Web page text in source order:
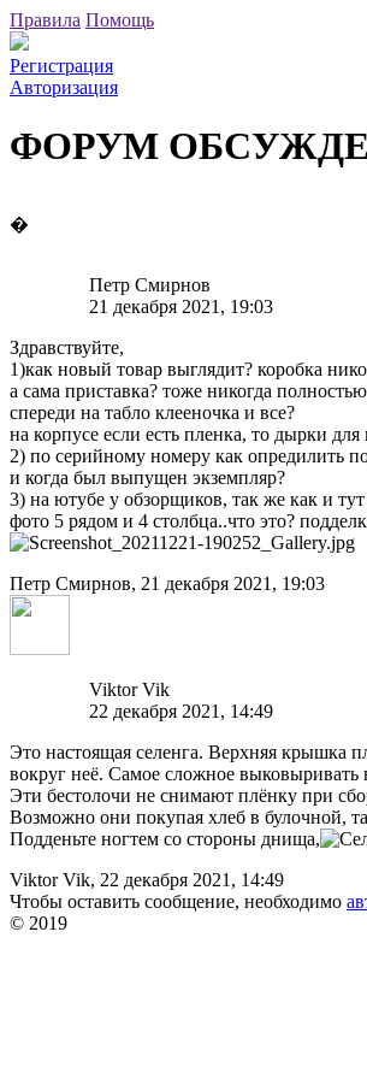
Правила Помощь
Регистрация
Авторизация
ФОРУМ
�
Петр Смирнов
21 декабря 2021, 19:03
Здравствуйте,
1)как новый товар выглядит? коробка
а сама приставка? тоже никогда
спереди на табло клееночка и все?
на корпусе если есть пленка, то дырки
2) по серийному номеру как опредилить
и когда был выпущен экземпляр?
3) на ютубе у обзорщиков, так же как и
фото 5 рядом и 4 столбца..что это?
Петр Смирнов, 21 декабря 2021, 19:03
Viktor Vik
22 декабря 2021, 14:49
Это настоящая селенга. Верхняя крышка
вокруг неё. Самое сложное выковыривать
Эти бестолочи не снимают плёнку при
Возможно они покупая хлеб в булочной,
Подденьте ногтем со стороны днища,
Viktor Vik, 22 декабря 2021, 14:49
Чтобы оставить сообщение, необходимо
© 2019